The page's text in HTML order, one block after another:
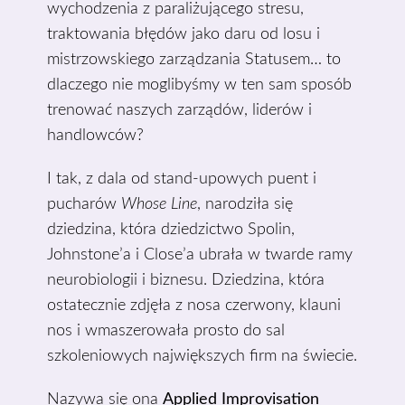
wychodzenia z paraliżującego stresu,
traktowania błędów jako daru od losu i
mistrzowskiego zarządzania Statusem… to
dlaczego nie moglibyśmy w ten sam sposób
trenować naszych zarządów, liderów i
handlowców?
I tak, z dala od stand-upowych puent i
pucharów Whose Line, narodziła się
dziedzina, która dziedzictwo Spolin,
Johnstone’a i Close’a ubrała w twarde ramy
neurobiologii i biznesu. Dziedzina, która
ostatecznie zdjęła z nosa czerwony, klauni
nos i wmaszerowała prosto do sal
szkoleniowych największych firm na świecie.
Nazywa się onaApplied Improvisation